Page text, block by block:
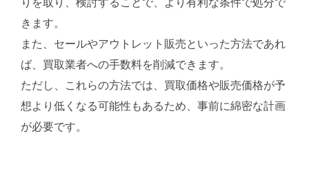
りを取り、検討することで、より有利な条件で処分で
きます。
また、セールやアウトレット販売といった方法であれ
ば、買取業者への手数料を削減できます。
ただし、これらの方法では、買取価格や販売価格が予
想より低くなる可能性もあるため、事前に綿密な計画
が必要です。